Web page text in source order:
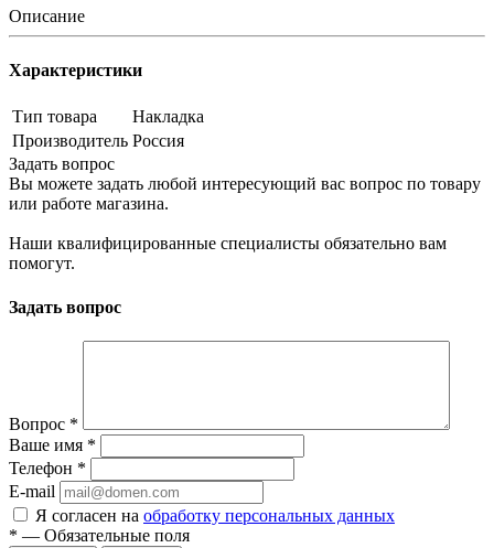
Описание
Характеристики
Тип товара
Накладка
Производитель Россия
Задать вопрос
Вы можете задать любой интересующий вас вопрос по товару
или работе магазина.
Наши квалифицированные специалисты обязательно вам
помогут.
Задать вопрос
Вопрос *
Ваше имя *
Телефон *
E-mail
Я согласен на обработку персональных данных
* — Обязательные поля